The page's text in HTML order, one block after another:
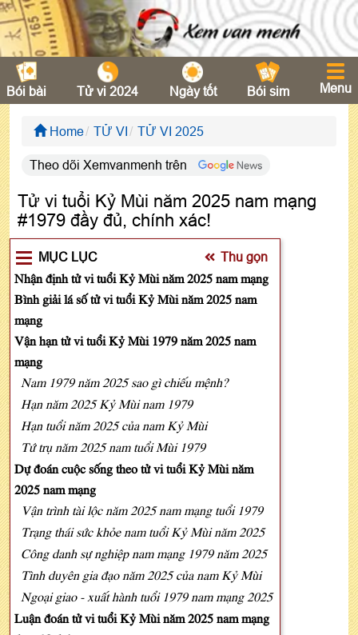
Bói bài Tử vi 2024 Ngày tốt Bói sim Menu
Home TỬ VI TỬ VI 2025
Theo dõi Xemvanmenh trên
Tử vi tuổi Kỷ Mùi năm 2025 nam mạng
#1979 đầy đủ, chính xác!
MỤC LỤC Thu gọn
Nhận định tử vi tuổi Kỷ Mùi năm 2025 nam mạng
Bình giải lá số tử vi tuổi Kỷ Mùi năm 2025 nam
mạng
Vận hạn tử vi tuổi Kỷ Mùi 1979 năm 2025 nam
mạng
Nam 1979 năm 2025 sao gì chiếu mệnh?
Hạn năm 2025 Kỷ Mùi nam 1979
Hạn tuổi năm 2025 của nam Kỷ Mùi
Tứ trụ năm 2025 nam tuổi Mùi 1979
Dự đoán cuộc sống theo tử vi tuổi Kỷ Mùi năm
2025 nam mạng
Vận trình tài lộc năm 2025 nam mạng tuổi 1979
Trạng thái sức khỏe nam tuổi Kỷ Mùi năm 2025
Công danh sự nghiệp nam mạng 1979 năm 2025
Tình duyên gia đạo năm 2025 của nam Kỷ Mùi
Ngoại giao - xuất hành tuổi 1979 nam mạng 2025
Luận đoán tử vi tuổi Kỷ Mùi năm 2025 nam mạng